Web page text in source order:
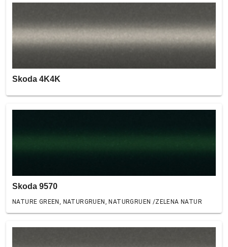
Skoda 4K4K
Skoda 9570
NATURE GREEN, NATURGRUEN, NATURGRUEN /ZELENA NATUR